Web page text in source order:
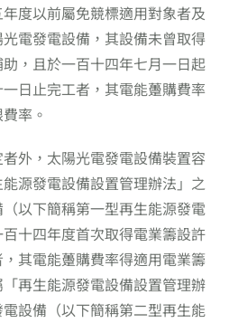
度以前屬免競標適用對象者及
電發電設備，其設備未曾取得
，且於一百十四年七月一日起
日止完工者，其電能躉購費率
率。
外，太陽光電發電設備裝置容
源發電設備設置管理辦法」之
以下簡稱第一型再生能源發電
十四年度首次取得電業籌設許
其電能躉購費率得適用電業籌
再生能源發電設備設置管理辦
設備（以下簡稱第二型再生能